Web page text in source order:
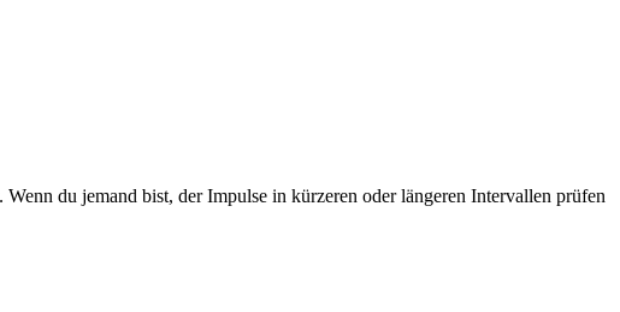
du jemand bist, der Impulse in kürzeren oder längeren Intervallen prüfen